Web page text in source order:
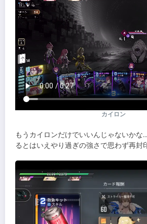
カイロン
もうカイロンだけでいいんじゃないか
るとはいえやり過ぎの強さで思わず再封